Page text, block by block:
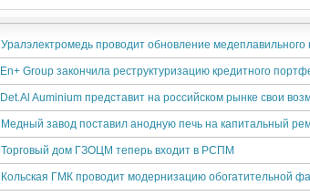
Уралэлектромедь проводит обновление медеплавильного
En+ Group закончила реструктуризацию кредитного
Det.Al Auminium представит на российском рынке свои
Медный завод поставил анодную печь на капитальный
Торговый дом ГЗОЦМ теперь входит в РСПМ
Кольская ГМК проводит модернизацию обогатительной